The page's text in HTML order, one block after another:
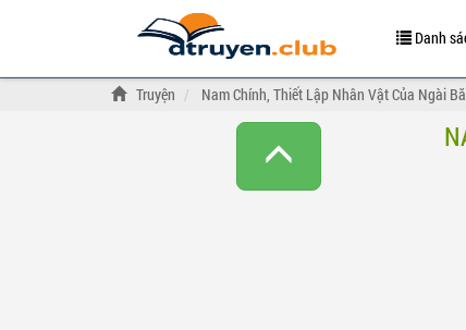
Danh
Truyện Nam Chính, Thiết Lập Nhân Vật Của Ngài